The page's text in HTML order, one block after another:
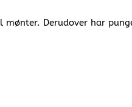
Derudover har